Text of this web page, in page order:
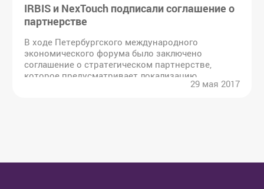
IRBIS и NexTouch подписали соглашение о
партнерстве
В ходе Петербургского международного
экономического форума было заключено
соглашение о стратегическом партнерстве,
которое предусматривает локализацию
производства дисплеев, компьютерной техники
29 мая 2017